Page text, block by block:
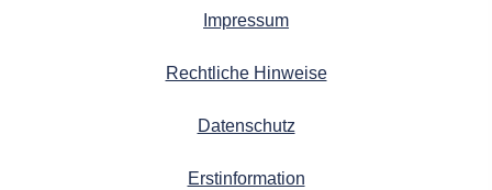
Impressum
Rechtliche Hinweise
Datenschutz
Erstinformation